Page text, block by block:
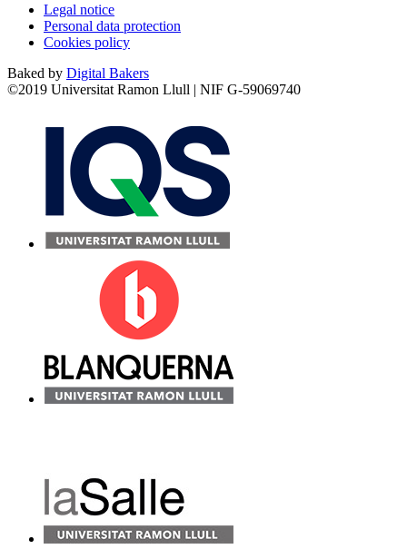
Legal notice
Personal data protection
Cookies policy
Baked by Digital Bakers
©2019 Universitat Ramon Llull | NIF G-59069740